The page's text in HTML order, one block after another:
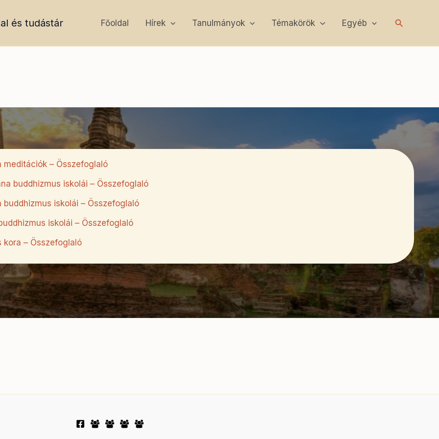
és tudástár Főoldal Hírek Tanulmányok Témakörök Egyéb Search
meditációk – Összefoglaló
buddhizmus iskolái – Összefoglaló
buddhizmus iskolái – Összefoglaló
iskolái – Összefoglaló
kora – Összefoglaló